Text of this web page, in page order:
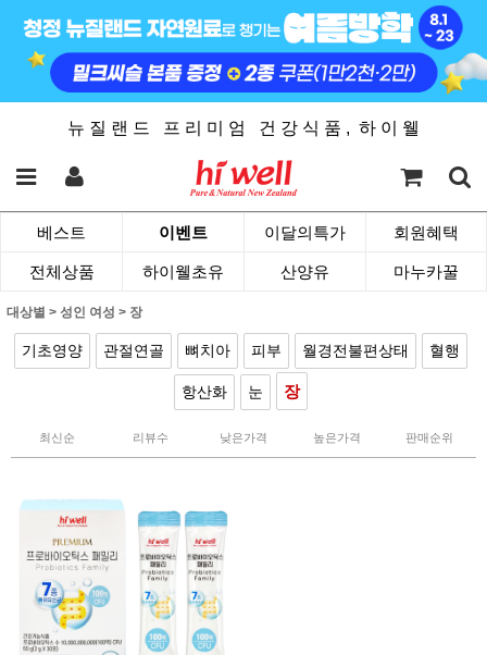
뉴 질 랜 드 프 리 미 엄 건 강 식 품 , 하 이 웰
베스트 이벤트 이달의특가 회원혜택
전체상품 하이웰초유 산양유 마누카꿀
대상별 > 성인 여성 > 장
기초영양 관절연골 뼈치아 피부 월경전불편상태 혈행
항산화 눈 장
최신순 리뷰수 낮은가격 높은가격 판매순위